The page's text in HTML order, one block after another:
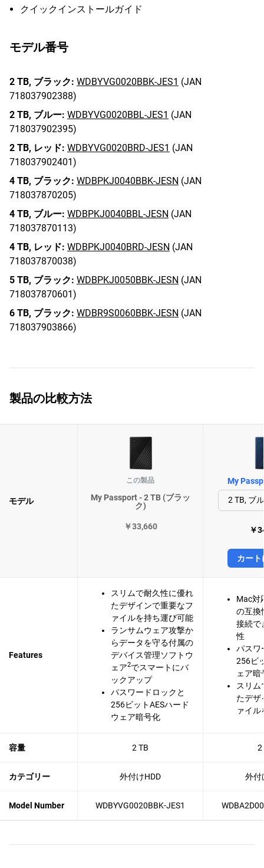
クイックインストールガイド
モデル番号
2 TB, ブラック: WDBYVG0020BBK-JES1 (JAN
718037902388)
2 TB, ブルー: WDBYVG0020BBL-JES1 (JAN
718037902395)
2 TB, レッド: WDBYVG0020BRD-JES1 (JAN
718037902401)
4 TB, ブラック: WDBPKJ0040BBK-JESN (JAN
718037870205)
4 TB, ブルー: WDBPKJ0040BBL-JESN (JAN
718037870113)
4 TB, レッド: WDBPKJ0040BRD-JESN (JAN
718037870038)
5 TB, ブラック: WDBPKJ0050BBK-JESN (JAN
718037870601)
6 TB, ブラック: WDBR9S0060BBK-JESN (JAN
718037903866)
製品の比較方法
モデル
この製品
My Passport - 2 TB (ブラッ
ク)
￥33,660
My
￥
カート
Features
スリムで耐久性に優れ
たデザインで重要なフ
ァイルを持ち運び可能
ランサムウェア攻撃か
らデータを守る付属の
デバイス管理ソフトウ
ェア2でスマートにバ
ックアップ
パスワードロックと
256ビットAESハード
ウェア暗号化
Mac対
の互換
接続で
性
パスワ
256ビ
ェア暗
スリム
たデザ
ァイ
容量 2 TB 2
カテゴリー 外付けHDD 外付
Model Number WDBYVG0020BBK-JES1